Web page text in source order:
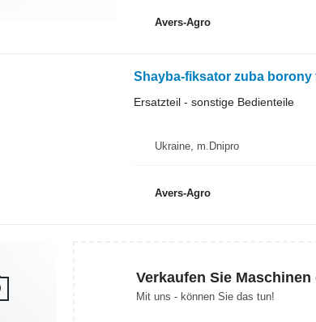
Avers-Agro
Shayba-fiksator zuba borony
Ersatzteil - sonstige Bedienteile
Ukraine, m.Dnipro
Avers-Agro
Verkaufen Sie
Mit uns - können Sie das tun!